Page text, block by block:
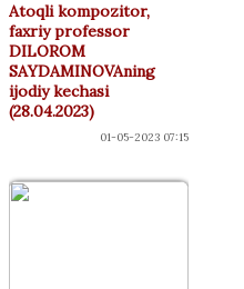
Atoqli kompozitor,
faxriy professor
DILOROM
SAYDAMINOVAning
ijodiy kechasi
(28.04.2023)
01-05-2023 07:15